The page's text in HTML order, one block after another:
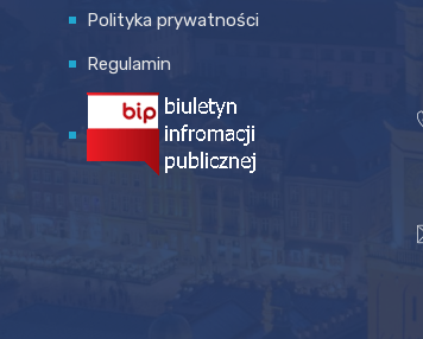
Polityka prywatności
Regulamin